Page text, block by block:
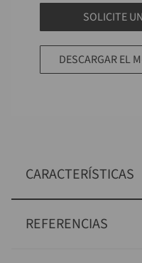
SOLICITE
DESCARGAR EL
CARACTERÍSTICAS
REFERENCIAS